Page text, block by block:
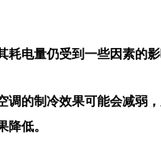
耗电量仍受到一些因素的
调的制冷效果可能会减弱
低。